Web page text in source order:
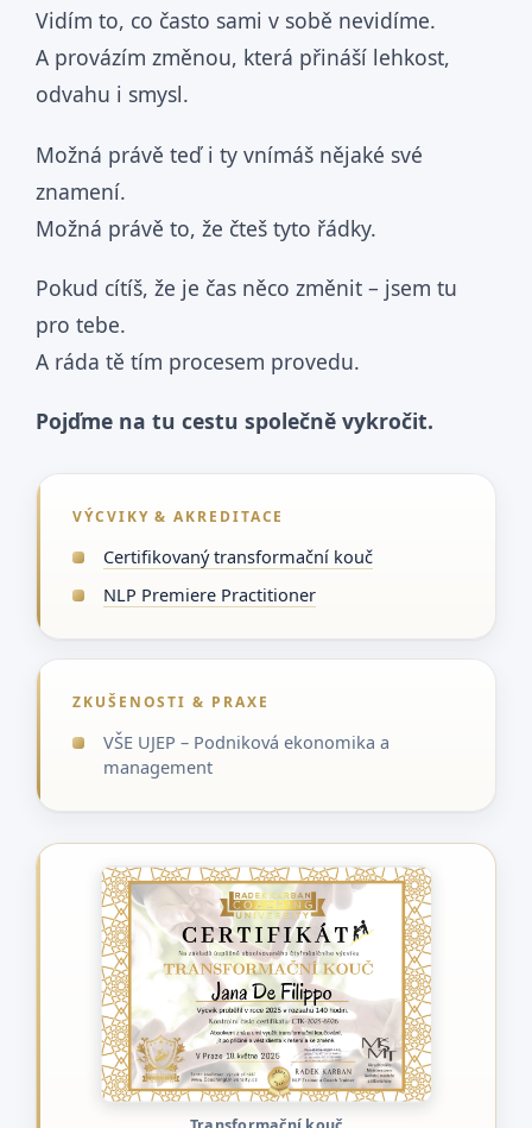
Vidím to, co často sami v sobě nevidíme.
A provázím změnou, která přináší lehkost,
odvahu i smysl.
Možná právě teď i ty vnímáš nějaké své
znamení.
Možná právě to, že čteš tyto řádky.
Pokud cítíš, že je čas něco změnit – jsem tu
pro tebe.
A ráda tě tím procesem provedu.
Pojďme na tu cestu společně vykročit.
VÝCVIKY & AKREDITACE
Certifikovaný transformační kouč
NLP Premiere Practitioner
ZKUŠENOSTI & PRAXE
VŠE UJEP – Podniková ekonomika a
management